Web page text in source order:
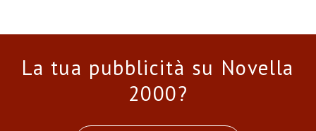
La tua pubblicità su Novella
2000?